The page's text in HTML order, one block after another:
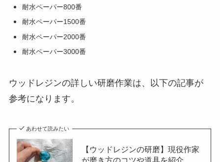
耐水ペーパー800番
耐水ペーパー1500番
耐水ペーパー2000番
耐水ペーパー3000番
ウッドレジンの詳しい研磨作業は、以下の記事が
参考になります。
あわせて読みたい
【ウッドレジンの研磨】現役作家
が磨き方のコツや道具を紹介